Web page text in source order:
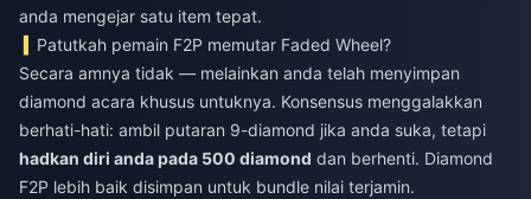
anda mengejar satu item tepat.
Patutkah pemain F2P memutar Faded Wheel?
Secara amnya tidak — melainkan anda telah menyimpan
diamond acara khusus untuknya. Konsensus menggalakkan
berhati-hati: ambil putaran 9-diamond jika anda suka, tetapi
hadkan diri anda pada 500 diamond dan berhenti. Diamond
F2P lebih baik disimpan untuk bundle nilai terjamin.